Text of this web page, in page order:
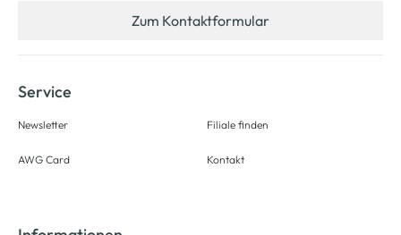
Zum Kontaktformular
Service
Newsletter
AWG Card
Filiale finden
Kontakt